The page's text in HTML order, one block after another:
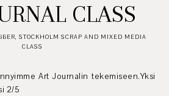
CLASS
, STOCKHOLM SCRAP AND MIXED MEDIA
CLASS
Art Journalin tekemiseen.Yksi
2/5